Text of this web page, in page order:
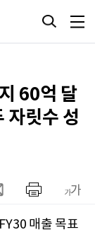
60억 달
자릿수 성
매출 목표